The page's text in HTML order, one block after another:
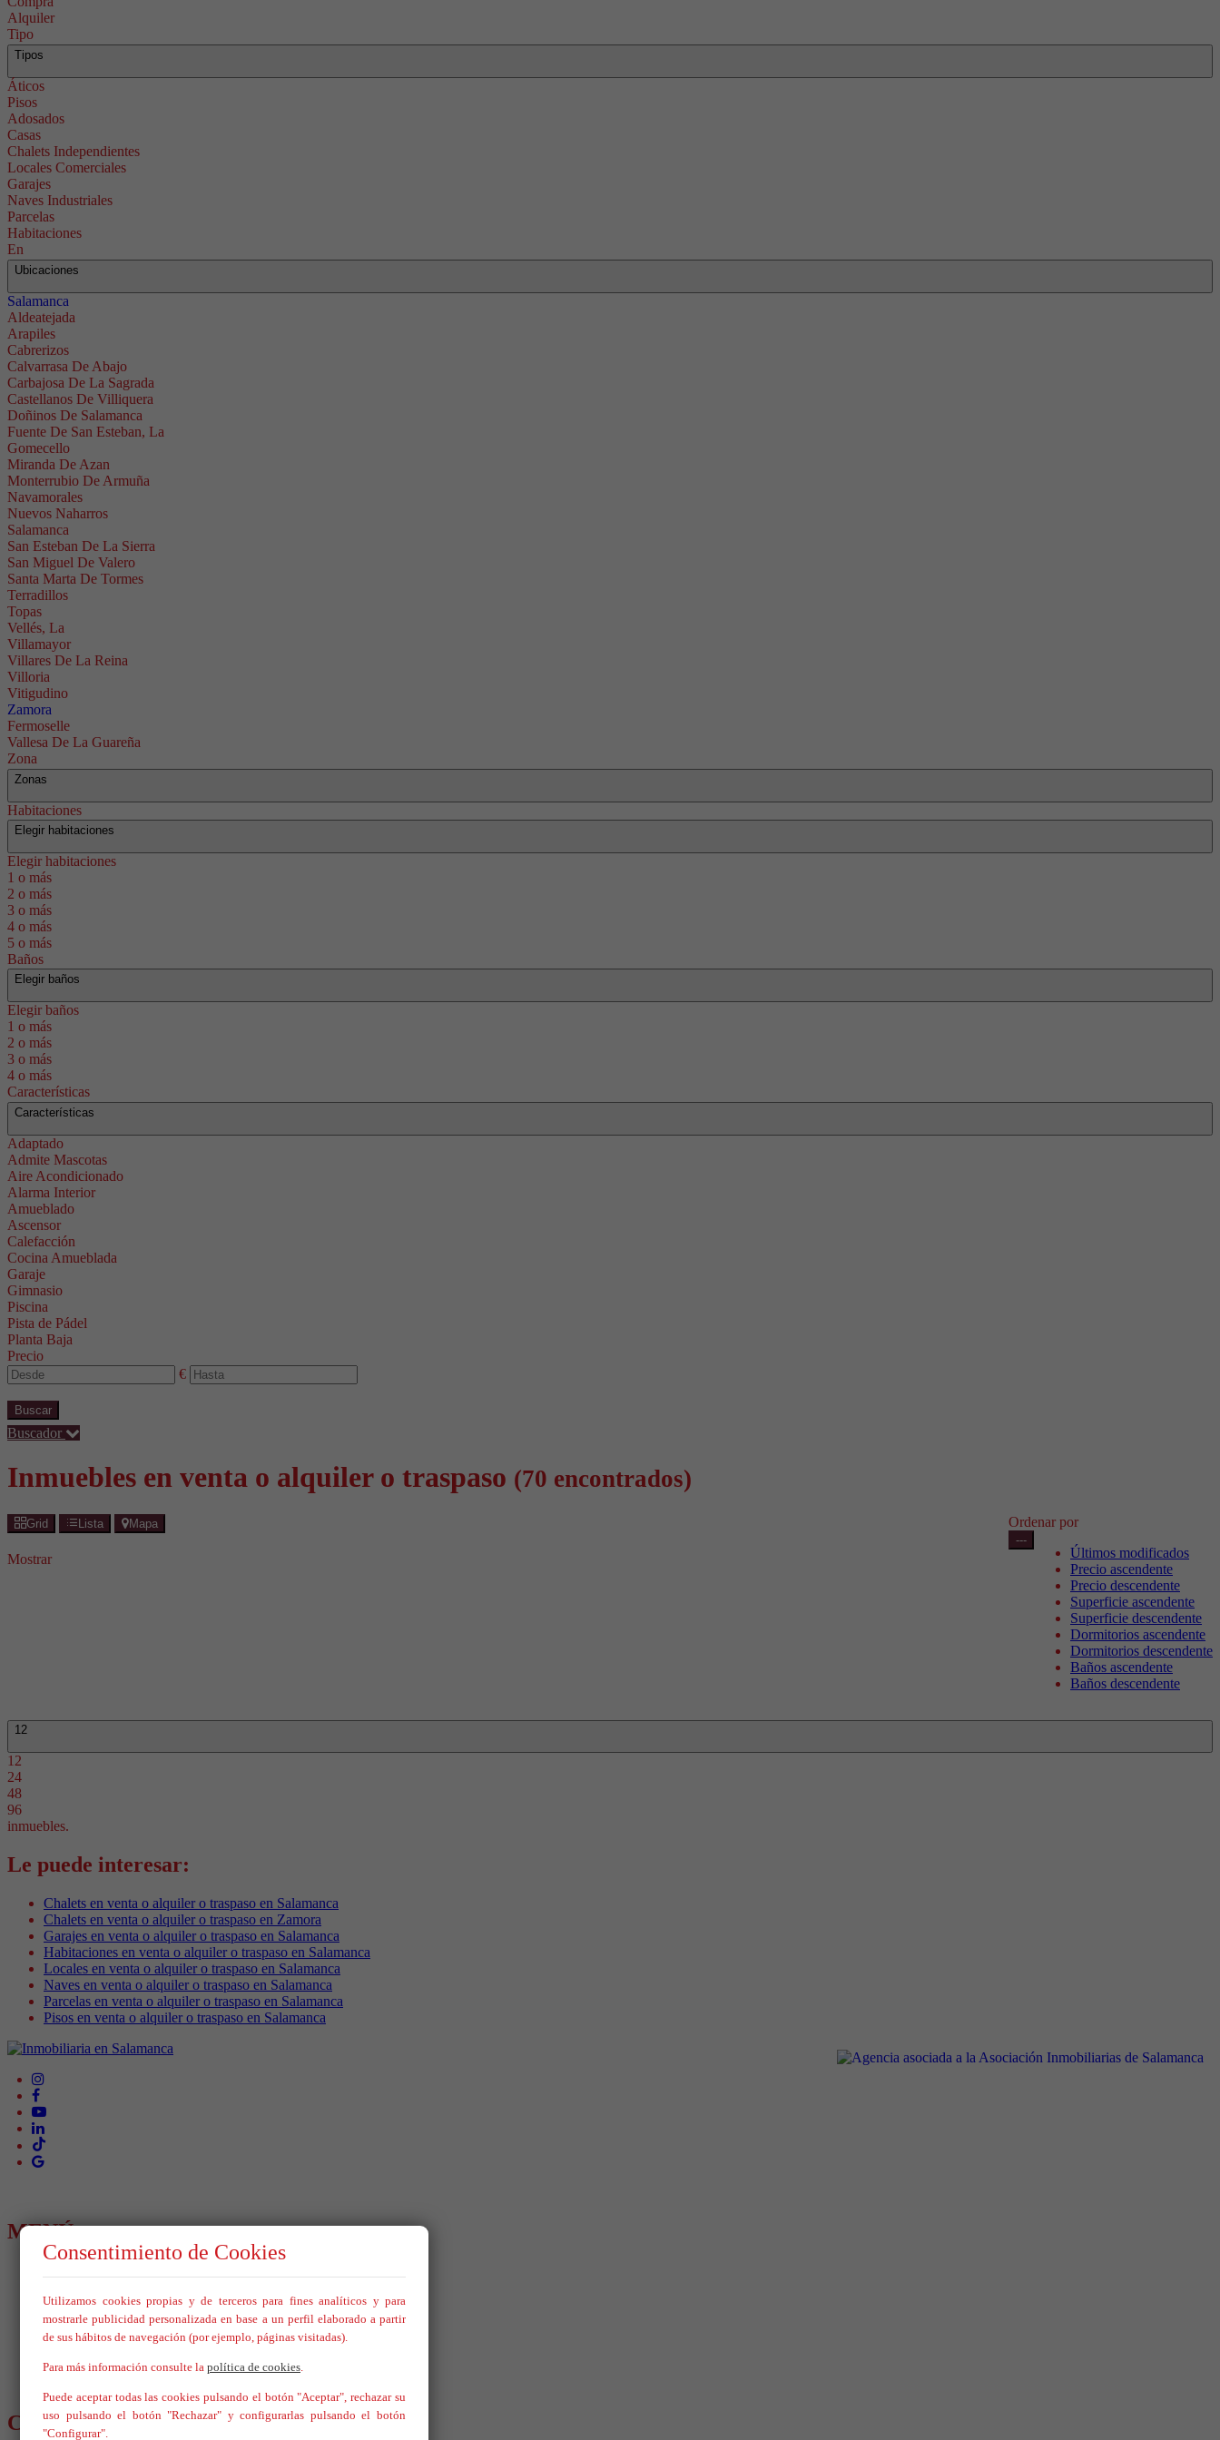
Alquiler
Tipo
Tipos
Áticos
Pisos
Adosados
Casas
Chalets Independientes
Locales Comerciales
Garajes
Naves Industriales
Parcelas
Habitaciones
En
Ubicaciones
Salamanca
Aldeatejada
Arapiles
Cabrerizos
Calvarrasa De Abajo
Carbajosa De La Sagrada
Castellanos De Villiquera
Doñinos De Salamanca
Fuente De San Esteban, La
Gomecello
Miranda De Azan
Monterrubio De Armuña
Navamorales
Nuevos Naharros
Salamanca
San Esteban De La Sierra
San Miguel De Valero
Santa Marta De Tormes
Terradillos
Topas
Vellés, La
Villamayor
Villares De La Reina
Villoria
Vitigudino
Zamora
Fermoselle
Vallesa De La Guareña
Zona
Zonas
Habitaciones
Elegir habitaciones
Elegir habitaciones
1 o más
2 o más
3 o más
4 o más
5 o más
Baños
Elegir baños
Elegir baños
1 o más
2 o más
3 o más
4 o más
Características
Características
Adaptado
Admite Mascotas
Aire Acondicionado
Alarma Interior
Amueblado
Ascensor
Calefacción
Cocina Amueblada
Garaje
Gimnasio
Piscina
Pista de Pádel
Planta Baja
Precio
€
Buscar
Buscador
Inmuebles en venta o alquiler o traspaso (70 encontrados)
Ordenar por
---
Últimos modificados
Precio ascendente
Precio descendente
Superficie ascendente
Superficie descendente
Dormitorios ascendente
Dormitorios descendente
Baños ascendente
Baños descendente
Grid Lista Mapa
Mostrar
12
12
24
48
96
inmuebles.
Le puede interesar:
Chalets en venta o alquiler o traspaso en Salamanca
Chalets en venta o alquiler o traspaso en Zamora
Garajes en venta o alquiler o traspaso en Salamanca
Habitaciones en venta o alquiler o traspaso en Salamanca
Locales en venta o alquiler o traspaso en Salamanca
Naves en venta o alquiler o traspaso en Salamanca
Parcelas en venta o alquiler o traspaso en Salamanca
Pisos en venta o alquiler o traspaso en Salamanca
MENÚ
Alquilar
Vende tu inmueble
Nosotros
Servicios
CONTÁCTANOS
Consentimiento de Cookies
Utilizamos cookies propias y de terceros para fines analíticos y para
mostrarle publicidad personalizada en base a un perfil elaborado a partir
de sus hábitos de navegación (por ejemplo, páginas visitadas).
Para más información consulte la política de cookies.
Puede aceptar todas las cookies pulsando el botón "Aceptar", rechazar su
uso pulsando el botón "Rechazar" y configurarlas pulsando el botón
"Configurar".